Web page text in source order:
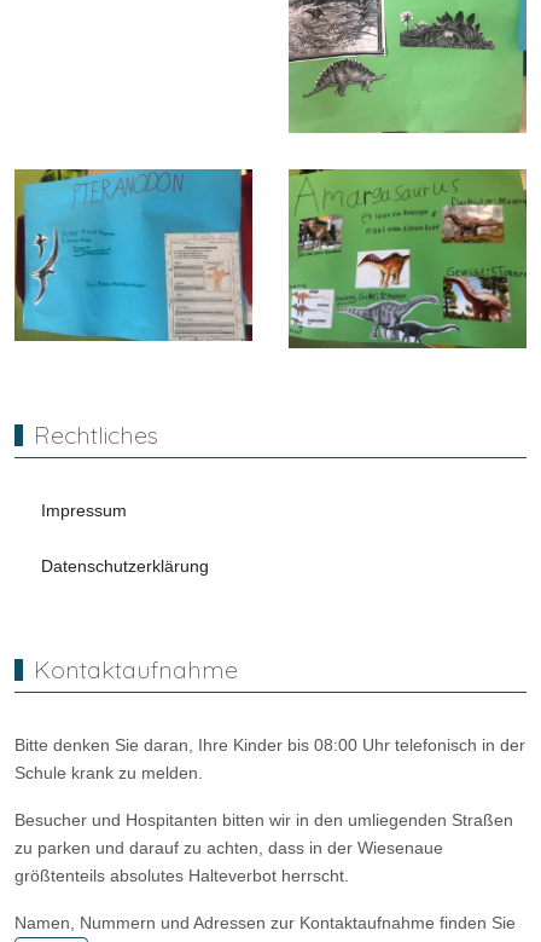
Rechtliches
Impressum
Datenschutzerklärung
Kontaktaufnahme
Bitte denken Sie daran, Ihre Kinder bis 08:00 Uhr telefonisch in der
Schule krank zu melden.
Besucher und Hospitanten bitten wir in den umliegenden Straßen
zu parken und darauf zu achten, dass in der Wiesenaue
größtenteils absolutes Halteverbot herrscht.
Namen, Nummern und Adressen zur Kontaktaufnahme finden Sie